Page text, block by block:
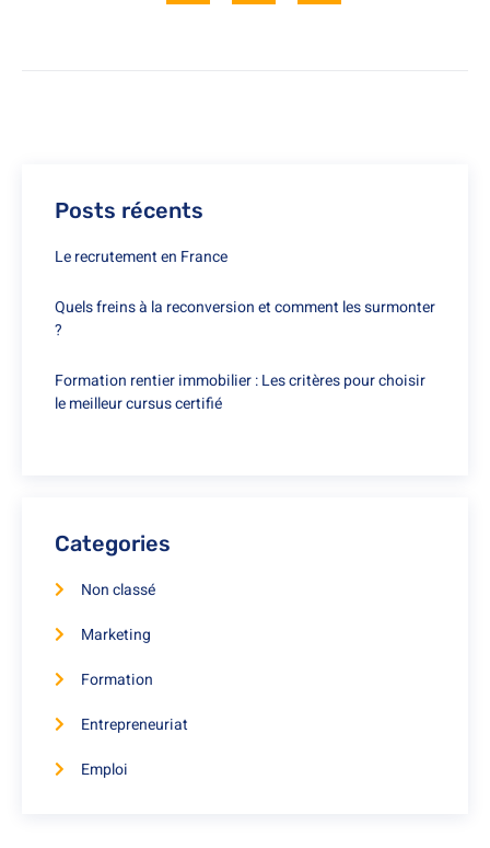
Posts récents
Le recrutement en France
Quels freins à la reconversion et comment les surmonter
?
Formation rentier immobilier : Les critères pour choisir
le meilleur cursus certifié
Categories
Non classé
Marketing
Formation
Entrepreneuriat
Emploi